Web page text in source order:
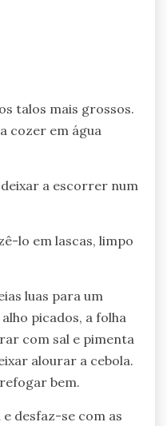
talos mais grossos.
cozer em água
a escorrer num
lo em lascas, limpo
luas para um
picados, a folha
com sal e pimenta
alourar a cebola.
bem.
desfaz-se com as